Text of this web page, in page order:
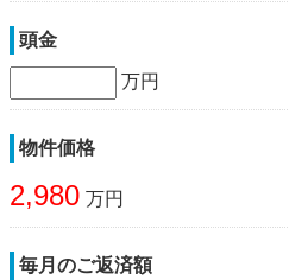
頭金
万円
物件価格
2,980 万円
毎月のご返済額